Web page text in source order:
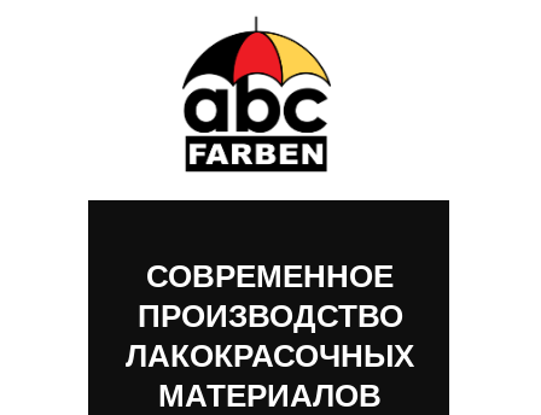
СОВРЕМЕННОЕ
ПРОИЗВОДСТВО
ЛАКОКРАСОЧНЫХ
МАТЕРИАЛОВ